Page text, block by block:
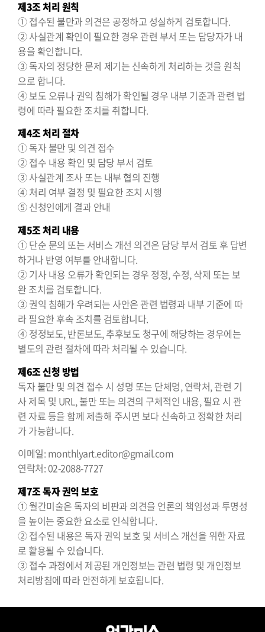
제3조 처리 원칙
① 접수된 불만과 의견은 공정하고 성실하게 검토합니다.
② 사실관계 확인이 필요한 경우 관련 부서 또는 담당자가 내
용을 확인합니다.
③ 독자의 정당한 문제 제기는 신속하게 처리하는 것을 원칙
으로 합니다.
④ 보도 오류나 권익 침해가 확인될 경우 내부 기준과 관련 법
령에 따라 필요한 조치를 취합니다.
제4조 처리 절차
① 독자 불만 및 의견 접수
② 접수 내용 확인 및 담당 부서 검토
③ 사실관계 조사 또는 내부 협의 진행
④ 처리 여부 결정 및 필요한 조치 시행
⑤ 신청인에게 결과 안내
제5조 처리 내용
① 단순 문의 또는 서비스 개선 의견은 담당 부서 검토 후 답변
하거나 반영 여부를 안내합니다.
② 기사 내용 오류가 확인되는 경우 정정, 수정, 삭제 또는 보
완 조치를 검토합니다.
③ 권익 침해가 우려되는 사안은 관련 법령과 내부 기준에 따
라 필요한 후속 조치를 검토합니다.
④ 정정보도, 반론보도, 추후보도 청구에 해당하는 경우에는
별도의 관련 절차에 따라 처리될 수 있습니다.
제6조 신청 방법
독자 불만 및 의견 접수 시 성명 또는 단체명, 연락처, 관련 기
사 제목 및 URL, 불만 또는 의견의 구체적인 내용, 필요 시 관
련 자료 등을 함께 제출해 주시면 보다 신속하고 정확한 처리
가 가능합니다.
이메일: monthlyart.editor@gmail.com
연락처: 02-2088-7727
제7조 독자 권익 보호
① 월간미술은 독자의 비판과 의견을 언론의 책임성과 투명성
을 높이는 중요한 요소로 인식합니다.
② 접수된 내용은 독자 권익 보호 및 서비스 개선을 위한 자료
로 활용될 수 있습니다.
③ 접수 과정에서 제공된 개인정보는 관련 법령 및 개인정보
처리방침에 따라 안전하게 보호됩니다.